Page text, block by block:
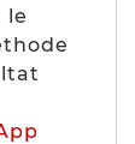
le